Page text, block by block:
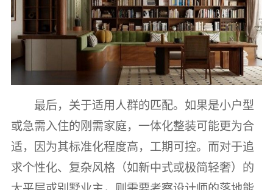
最后，关于适用人群的匹配。如果是小户型
或急需入住的刚需家庭，一体化整装可能更为合
适，因为其标准化程度高，工期可控。而对于追
求个性化、复杂风格（如新中式或极简轻奢）的